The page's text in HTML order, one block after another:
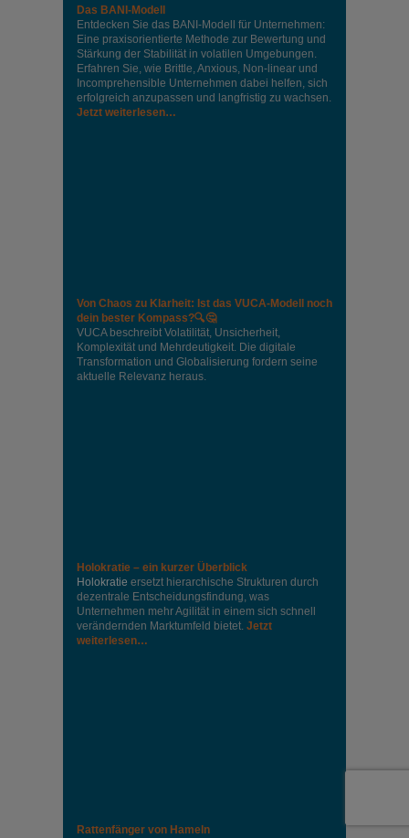
Das BANI-Modell
Entdecken Sie das BANI-Modell für Unternehmen:
Eine praxisorientierte Methode zur Bewertung und
Stärkung der Stabilität in volatilen Umgebungen.
Erfahren Sie, wie Brittle, Anxious, Non-linear und
Incomprehensible Unternehmen dabei helfen, sich
erfolgreich anzupassen und langfristig zu wachsen.
Jetzt weiterlesen…
Von Chaos zu Klarheit: Ist das VUCA-Modell noch
dein bester Kompass?🔍🤔
VUCA beschreibt Volatilität, Unsicherheit,
Komplexität und Mehrdeutigkeit. Die digitale
Transformation und Globalisierung fordern seine
aktuelle Relevanz heraus.
Holokratie – ein kurzer Überblick
Holokratie ersetzt hierarchische Strukturen durch
dezentrale Entscheidungsfindung, was
Unternehmen mehr Agilität in einem sich schnell
verändernden Marktumfeld bietet. Jetzt
weiterlesen…
Rattenfänger von Hameln